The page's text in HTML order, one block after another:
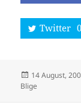
Twitter 0
Posted
on
14 August,
Blige